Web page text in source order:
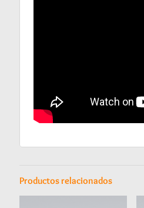
Productos relacionados